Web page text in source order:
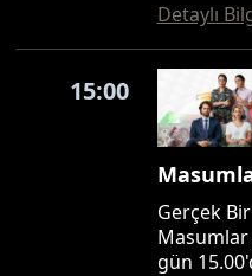
Detaylı
15:00
Gerçek
Masumlar
gün